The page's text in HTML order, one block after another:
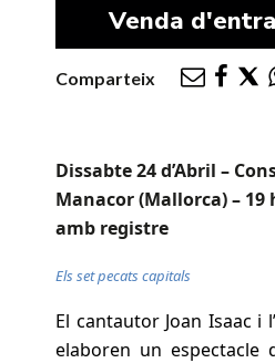
Venda
Comparteix
Dissabte 24 d’Abril –
Manacor (Mallorca) –
amb registre
Els set pecats capitals
El cantautorJoan Isaac i
elaboren un espectacle